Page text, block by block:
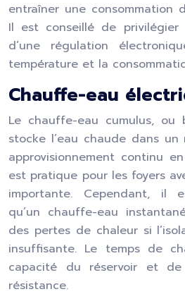
entraîner une consommation
Il est conseillé de privilégier
d’une régulation
température et la
Chauffe-eau
Le chauffe-eau cumulus, ou
stocke l’eau chaude dans un
approvisionnement continu
est pratique pour les foyers
importante. Cependant, il
qu’un chauffe-eau
des pertes de chaleur si
insuffisante. Le temps de
capacité du réservoir et
résistance.